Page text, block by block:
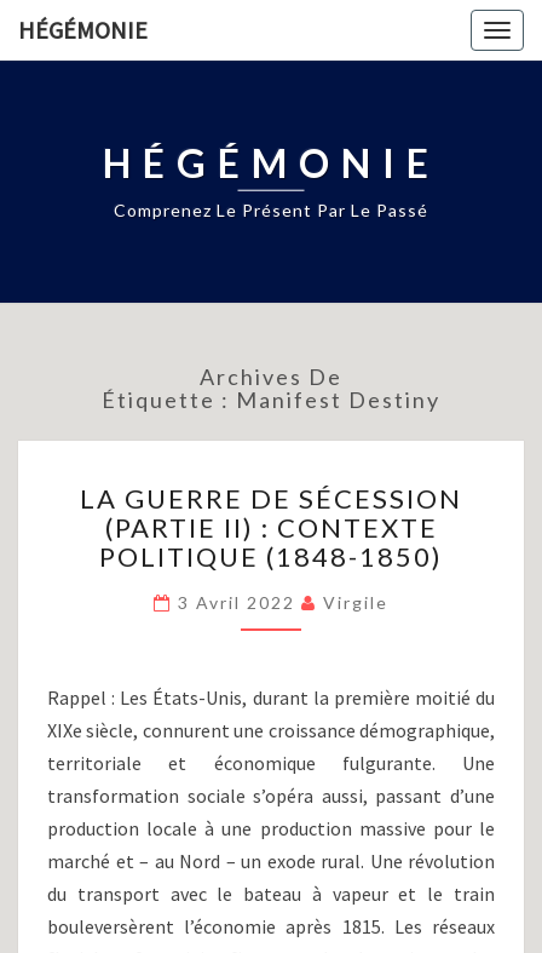
HÉGÉMONIE
HÉGÉMONIE
Comprenez Le Présent Par Le Passé
Archives De
Étiquette : Manifest Destiny
GUERRE
DE
SÉCESSION
II)
:
POLITIQUE
(1848-
1850)
LA GUERRE DE SÉCESSION
(PARTIE II) : CONTEXTE
POLITIQUE (1848-1850)
3 Avril 2022 Virgile
Rappel : Les États-Unis, durant la première moitié du
XIXe siècle, connurent une croissance démographique,
territoriale et économique fulgurante. Une
transformation sociale s’opéra aussi, passant d’une
production locale à une production massive pour le
marché et – au Nord – un exode rural. Une révolution
du transport avec le bateau à vapeur et le train
bouleversèrent l’économie après 1815. Les réseaux